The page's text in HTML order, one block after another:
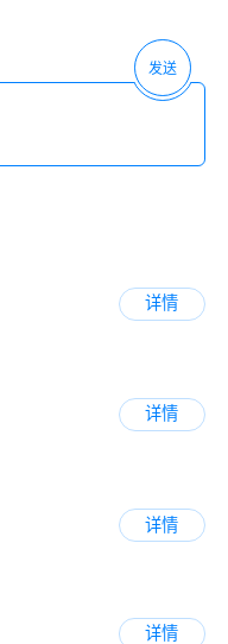
发送
详情
详情
详情
详情